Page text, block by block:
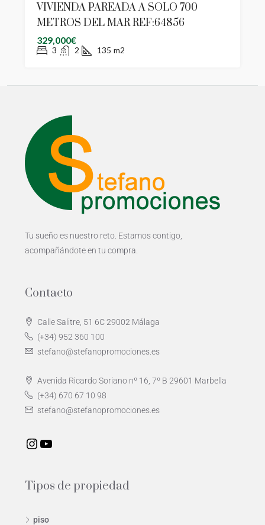
VIVIENDA PAREADA A SOLO 700
METROS DEL MAR REF:64856
329,000€
3 2 135 m2
Tu sueño es nuestro reto. Estamos contigo,
acompañándote en tu compra.
Contacto
Calle Salitre, 51 6C 29002 Málaga
(+34) 952 360 100
stefano@stefanopromociones.es
Avenida Ricardo Soriano nº 16, 7º B 29601 Marbella
(+34) 670 67 10 98
stefano@stefanopromociones.es
Tipos de propiedad
piso